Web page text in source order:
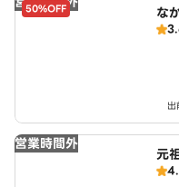
50%OFF な
営業時間外
元